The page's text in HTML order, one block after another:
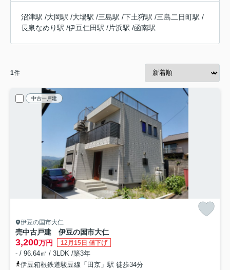
沼津駅 /大岡駅 /大場駅 /三島駅 /下土狩駅 /三島二日町駅 /
長泉なめり駅 /伊豆仁田駅 /片浜駅 /函南駅
1件
中古一戸建
伊豆の国市大仁
売中古戸建 伊豆の国市大仁
3,200万円 12月15日 値下げ
- / 96.64㎡ / 3LDK /築3年
伊豆箱根鉄道駿豆線「田京」駅 徒歩34分